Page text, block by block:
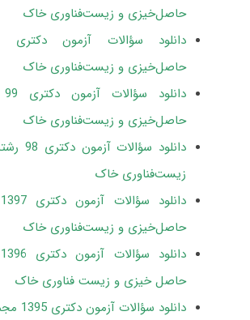
حاصل‌خیزی و زیست‌فناوری خاک
حاصل‌خیزی و زیست‌فناوری خاک
حاصل‌خیزی و زیست‌فناوری خاک
دانلود
زیست‌فناوری خاک
حاصل‌خیزی و زیست‌فناوری خاک
حاصل خیزی و زیست فناوری خاک
دانلود سؤالات آزمون دکتری 1395 مجموعه علوم خاک